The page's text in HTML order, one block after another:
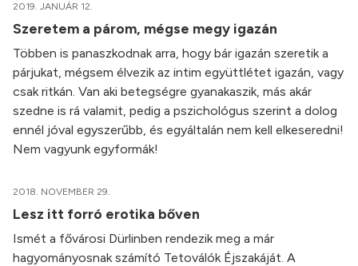
2019. JANUÁR 12.
Szeretem a párom, mégse megy igazán
Többen is panaszkodnak arra, hogy bár igazán szeretik a
párjukat, mégsem élvezik az intim együttlétet igazán, vagy
csak ritkán. Van aki betegségre gyanakaszik, más akár
szedne is rá valamit, pedig a pszichológus szerint a dolog
ennél jóval egyszerűbb, és egyáltalán nem kell elkeseredni!
Nem vagyunk egyformák!
2018. NOVEMBER 29.
Lesz itt forró erotika bőven
Ismét a fővárosi Dürlinben rendezik meg a már
hagyományosnak számító Tetoválók Éjszakáját. A